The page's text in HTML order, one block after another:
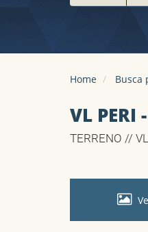
Home Busca
VL PERI
TERRENO //